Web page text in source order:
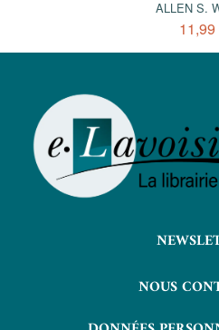
ALLEN S.
11,99
NOUS